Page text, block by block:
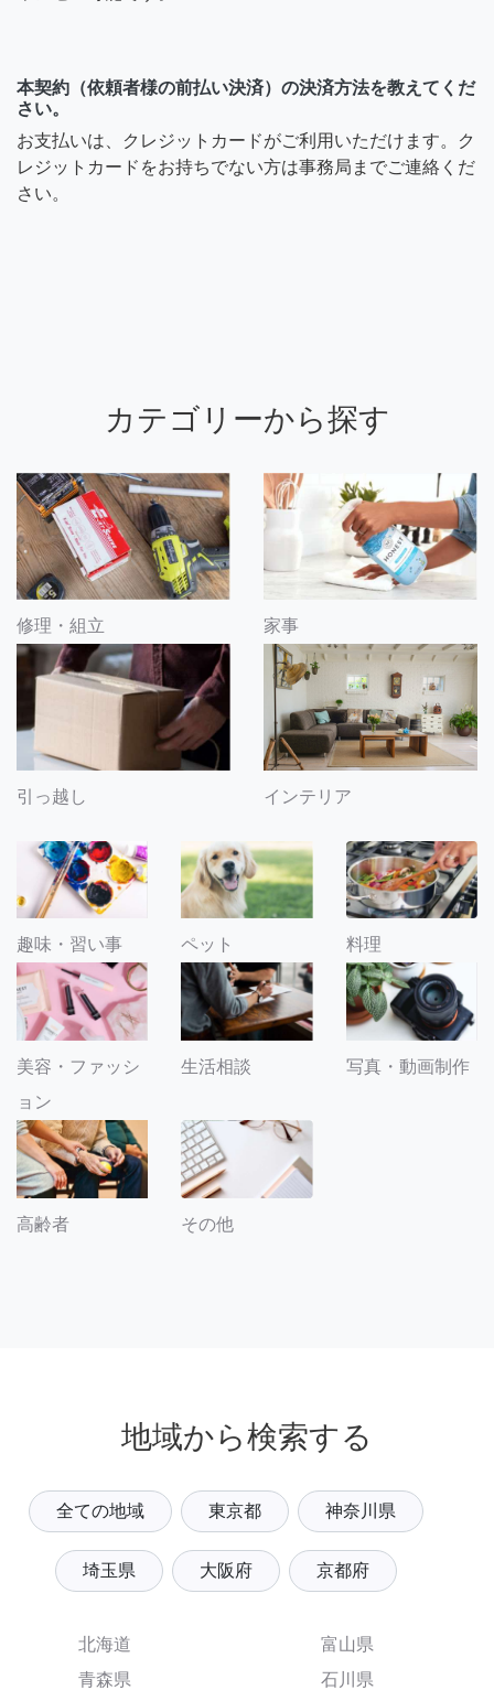
本契約（依頼者様の前払い決済）の決済方法を教えてくだ
さい。
お支払いは、クレジットカードがご利用いただけます。ク
レジットカードをお持ちでない方は事務局までご連絡くだ
さい。
カテゴリーから探す
修理・組立 家事
引っ越し インテリア
趣味・習い事 ペット 料理
美容・ファッシ
ョン
生活相談 写真・動画制作
高齢者 その他
地域から検索する
全ての地域 東京都 神奈川県
埼玉県 大阪府 京都府
北海道
青森県
富山県
石川県